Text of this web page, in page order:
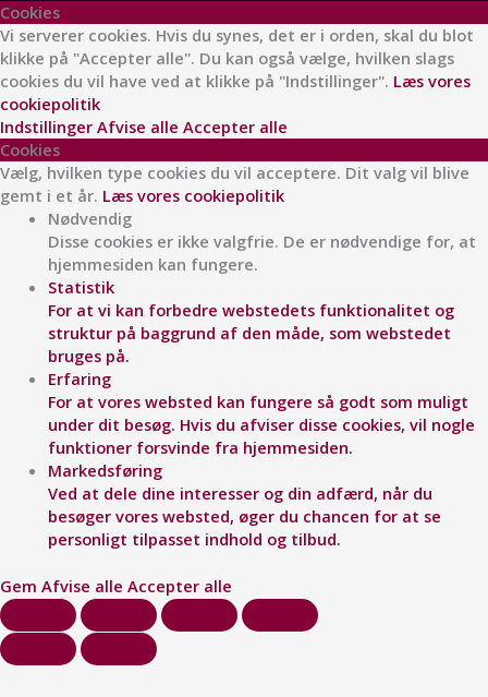
Cookies
Vi serverer cookies. Hvis du synes, det er i orden, skal du blot
klikke på "Accepter alle". Du kan også vælge, hvilken slags
cookies du vil have ved at klikke på "Indstillinger". Læs vores
cookiepolitik
Indstillinger Afvise alle Accepter alle
Cookies
Vælg, hvilken type cookies du vil acceptere. Dit valg vil blive
gemt i et år. Læs vores cookiepolitik
Nødvendig
Disse cookies er ikke valgfrie. De er nødvendige for, at
hjemmesiden kan fungere.
Statistik
For at vi kan forbedre webstedets funktionalitet og
struktur på baggrund af den måde, som webstedet
bruges på.
Erfaring
For at vores websted kan fungere så godt som muligt
under dit besøg. Hvis du afviser disse cookies, vil nogle
funktioner forsvinde fra hjemmesiden.
Markedsføring
Ved at dele dine interesser og din adfærd, når du
besøger vores websted, øger du chancen for at se
personligt tilpasset indhold og tilbud.
Gem Afvise alle Accepter alle